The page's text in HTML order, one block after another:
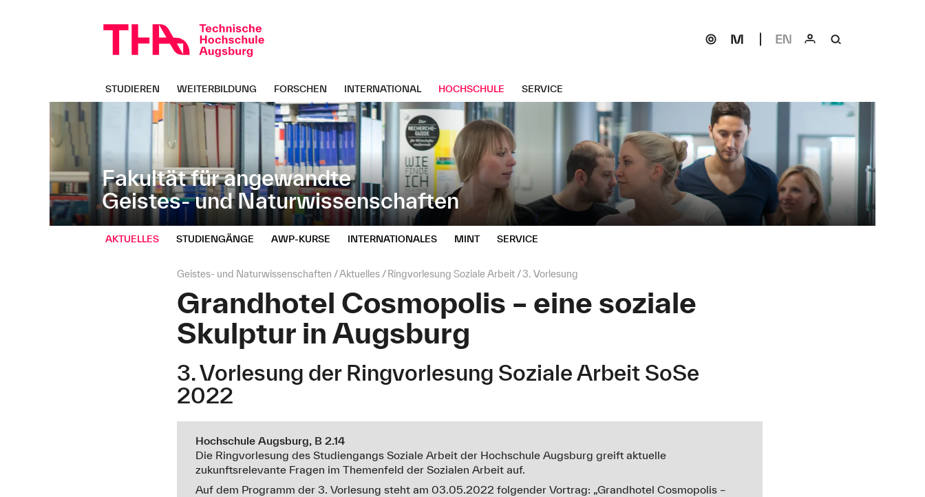
überspringen
Fakultät für angewandte
Geistes- und Naturwissenschaften
STUDIEREN WEITERBILDUNG FORSCHEN INTERNATIONAL HOCHSCHULE SERVICE
AKTUELLES STUDIENGÄNGE AWP‑KURSE INTERNATIONALES MINT SERVICE
Seitenpfad:
Geistes- und Naturwissenschaften Aktuelles Ringvorlesung Soziale Arbeit 3. Vorlesung
Grandhotel Cosmopolis – eine soziale
Skulptur in Augsburg
3. Vorlesung der Ringvorlesung Soziale Arbeit SoSe
2022
Hochschule Augsburg, B 2.14
Die Ringvorlesung des Studiengangs Soziale Arbeit der Hochschule Augsburg greift aktuelle
zukunftsrelevante Fragen im Themenfeld der Sozialen Arbeit auf.
Auf dem Programm der 3. Vorlesung steht am 03.05.2022 folgender Vortrag: „Grandhotel Cosmopolis –